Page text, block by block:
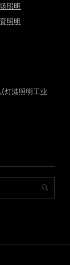
照明
照明
灯港照明工业